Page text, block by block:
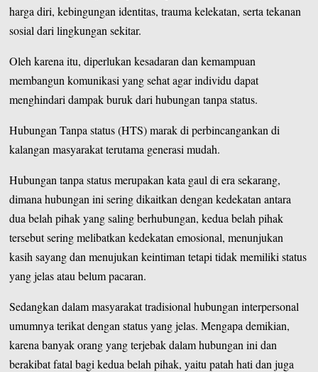
harga diri, kebingungan identitas, trauma kelekatan, serta tekanan
sosial dari lingkungan sekitar.
Oleh karena itu, diperlukan kesadaran dan kemampuan
membangun komunikasi yang sehat agar individu dapat
menghindari dampak buruk dari hubungan tanpa status.
Hubungan Tanpa status (HTS) marak di perbincangankan di
kalangan masyarakat terutama generasi mudah.
Hubungan tanpa status merupakan kata gaul di era sekarang,
dimana hubungan ini sering dikaitkan dengan kedekatan antara
dua belah pihak yang saling berhubungan, kedua belah pihak
tersebut sering melibatkan kedekatan emosional, menunjukan
kasih sayang dan menujukan keintiman tetapi tidak memiliki status
yang jelas atau belum pacaran.
Sedangkan dalam masyarakat tradisional hubungan interpersonal
umumnya terikat dengan status yang jelas. Mengapa demikian,
karena banyak orang yang terjebak dalam hubungan ini dan
berakibat fatal bagi kedua belah pihak, yaitu patah hati dan juga